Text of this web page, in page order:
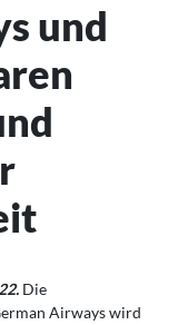
und
Die
Airways wird